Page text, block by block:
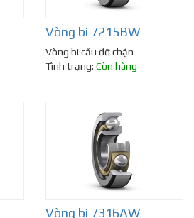
Vòng bi 7215BW
Vòng bi cầu đỡ chặn
Tình trạng: Còn hàng
Vòng bi 7316AW